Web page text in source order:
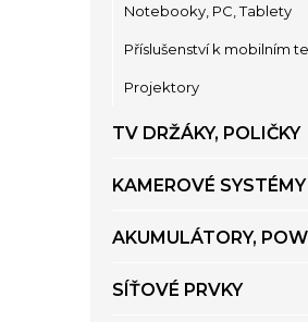
Notebooky, PC, Tablety
Příslušenství k mobilním
Projektory
TV DRŽÁKY, POLIČKY
KAMEROVÉ
AKUMULÁTORY,
SÍŤOVÉ PRVKY